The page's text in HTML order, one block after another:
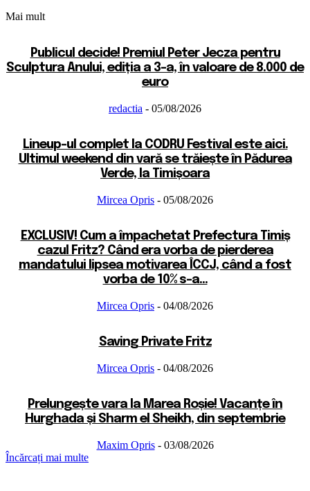
Mai mult
Publicul decide! Premiul Peter Jecza pentru
Sculptura Anului, ediția a 3-a, în valoare de 8.000 de
euro
redactia - 05/08/2026
Lineup-ul complet la CODRU Festival este aici.
Ultimul weekend din vară se trăiește în Pădurea
Verde, la Timișoara
Mircea Opris - 05/08/2026
EXCLUSIV! Cum a împachetat Prefectura Timiș
cazul Fritz? Când era vorba de pierderea
mandatului lipsea motivarea ÎCCJ, când a fost
vorba de 10% s-a...
Mircea Opris - 04/08/2026
Saving Private Fritz
Mircea Opris - 04/08/2026
Prelungește vara la Marea Roșie! Vacanțe în
Hurghada și Sharm el Sheikh, din septembrie
Maxim Opris - 03/08/2026
Încărcați mai multe